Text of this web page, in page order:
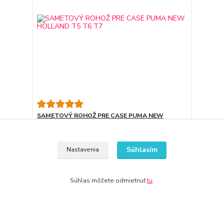
SAMETOVÝ ROHOŽ PRE CASE PUMA NEW
3-7 dni
Pridať do košíka
Nastavenia Súhlasím
Súhlas môžete odmietnuťtu.